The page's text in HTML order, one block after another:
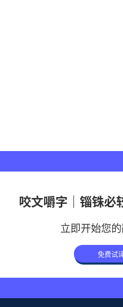
咬文嚼字｜锱铢必
立即开始您
免费试